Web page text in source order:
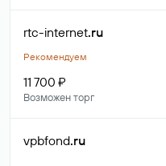
rtc-internet.ru
Рекомендуем
11 700 ₽
Возможен торг
vpbfond.ru